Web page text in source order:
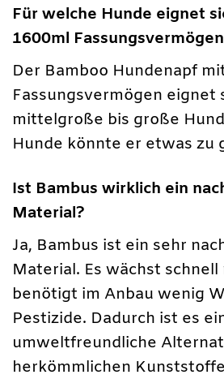
Für welche Hunde eignet
1600ml
Der Bamboo Hundenapf
Fassungsvermögen eignet
mittelgroße bis große
Hunde könnte er etwas zu
Ist Bambus wirklich ein
Material?
Ja, Bambus ist ein sehr
Material. Es wächst schnell
benötigt im Anbau wenig
Pestizide. Dadurch ist es
umweltfreundliche
herkömmlichen